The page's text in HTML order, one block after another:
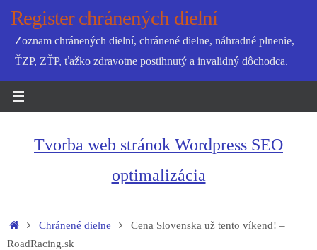
SkipRegister chránených dielní
Zoznam chránených dielní, chránené dielne, náhradné plnenie,
ŤZP, ZŤP, ťažko zdravotne postihnutý a invalidný dôchodca.
Tvorba web stránok Wordpress SEO
optimalizácia
HomeChránené dielne
Cena Slovenska už tento víkend! –
RoadRacing.sk